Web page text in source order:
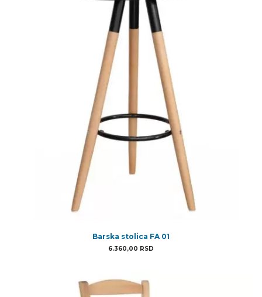
Barska stolica FA 01
6.360,00 RSD